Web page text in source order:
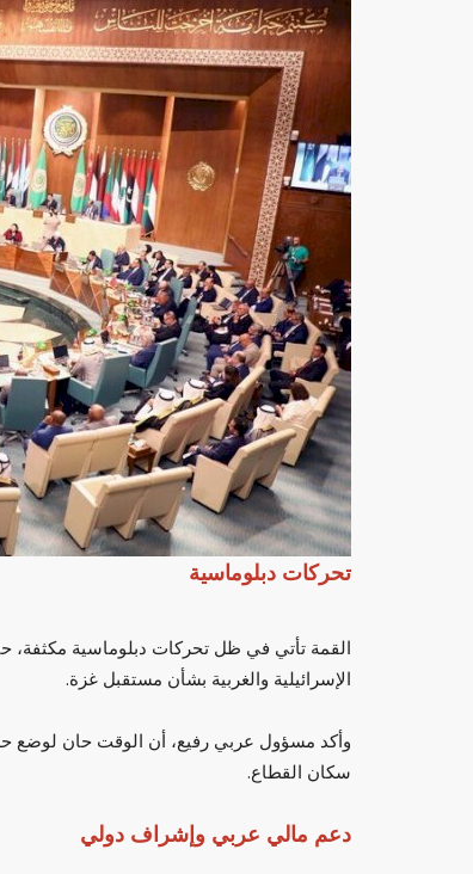
تحركات دبلوماسية
القمة تأتي في ظل تحركات دبلوماسية
الإسرائيلية والغربية بشأن مستقبل غزة.
وأكد مسؤول عربي رفيع، أن الوقت حان لوضع حد
سكان القطاع.
دعم مالي عربي وإشراف دولي
تتولى منصب
منصب نائب حاكم في
منوعات
وفاة سانجاي كابور.. نحلة تنهي
الهندي وسط...
وفاة سانجاي كابور.. نحلة تنهي حياة
عالمية